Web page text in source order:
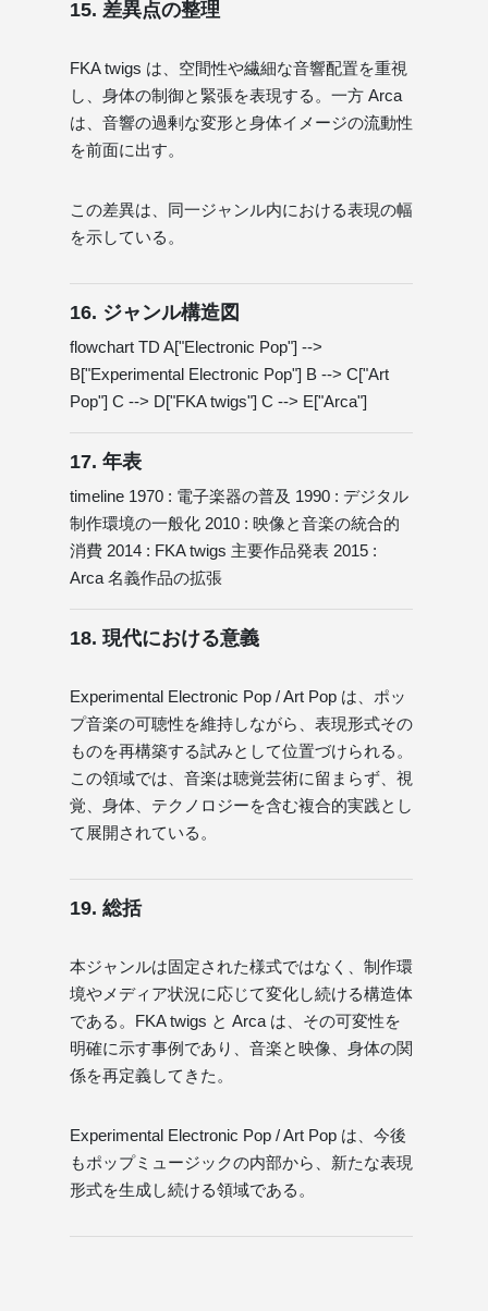
15. 差異点の整理
FKA twigs は、空間性や繊細な音響配置を重視
し、身体の制御と緊張を表現する。一方 Arca
は、音響の過剰な変形と身体イメージの流動性
を前面に出す。
この差異は、同一ジャンル内における表現の幅
を示している。
16. ジャンル構造図
flowchart TD A["Electronic Pop"] -->
B["Experimental Electronic Pop"] B --> C["Art
Pop"] C --> D["FKA twigs"] C --> E["Arca"]
17. 年表
timeline 1970 : 電子楽器の普及 1990 : デジタル
制作環境の一般化 2010 : 映像と音楽の統合的
消費 2014 : FKA twigs 主要作品発表 2015 :
Arca 名義作品の拡張
18. 現代における意義
Experimental Electronic Pop / Art Pop は、ポッ
プ音楽の可聴性を維持しながら、表現形式その
ものを再構築する試みとして位置づけられる。
この領域では、音楽は聴覚芸術に留まらず、視
覚、身体、テクノロジーを含む複合的実践とし
て展開されている。
19. 総括
本ジャンルは固定された様式ではなく、制作環
境やメディア状況に応じて変化し続ける構造体
である。FKA twigs と Arca は、その可変性を
明確に示す事例であり、音楽と映像、身体の関
係を再定義してきた。
Experimental Electronic Pop / Art Pop は、今後
もポップミュージックの内部から、新たな表現
形式を生成し続ける領域である。